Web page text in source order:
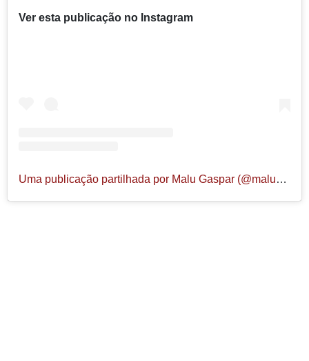
Ver esta publicação no Instagram
Uma publicação partilhada por Malu Gaspar (@malugaspar.jornalista)